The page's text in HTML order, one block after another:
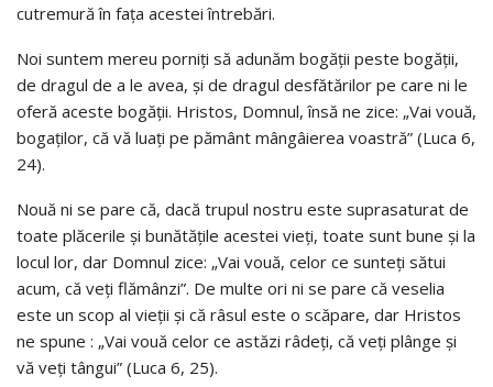
cutremură în faţa acestei întrebări.
Noi suntem mereu porniţi să adunăm bogăţii peste bogăţii,
de dragul de a le avea, şi de dragul desfătărilor pe care ni le
oferă aceste bogăţii. Hristos, Domnul, însă ne zice: „Vai vouă,
bogaţilor, că vă luaţi pe pământ mângâierea voastră” (Luca 6,
24).
Nouă ni se pare că, dacă trupul nostru este suprasaturat de
toate plăcerile şi bunătăţile acestei vieţi, toate sunt bune şi la
locul lor, dar Domnul zice: „Vai vouă, celor ce sunteţi sătui
acum, că veţi flămânzi”. De multe ori ni se pare că veselia
este un scop al vieţii şi că râsul este o scăpare, dar Hristos
ne spune : „Vai vouă celor ce astăzi râdeţi, că veţi plânge şi
vă veţi tângui” (Luca 6, 25).